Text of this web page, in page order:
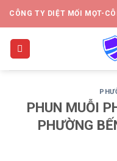
CÔNG TY DIỆT MỐI MỌT-
PHUN MUỖI
PHƯỜNG